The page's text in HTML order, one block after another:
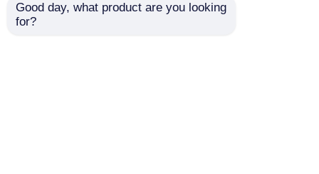
Good day, what product are you looking
for?